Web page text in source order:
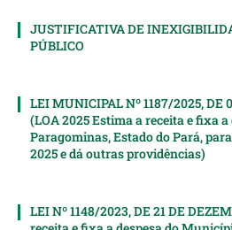
JUSTIFICATIVA DE
PÚBLICO
LEI MUNICIPAL Nº 1187/2025, DE
(LOA 2025 Estima a receita e fixa
Paragominas, Estado do Pará,
2025 e dá outras providências)
LEI Nº 1148/2023, DE 21 DE